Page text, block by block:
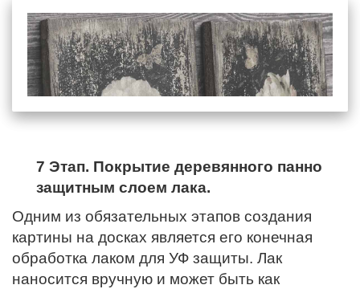
7 Этап. Покрытие деревянного панно
защитным слоем лака.
Одним из обязательных этапов создания
картины на досках является его конечная
обработка лаком для УФ защиты. Лак
наносится вручную и может быть как